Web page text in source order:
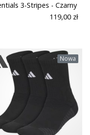
3-Stripes - Czarny
119,00 zł
Nowa